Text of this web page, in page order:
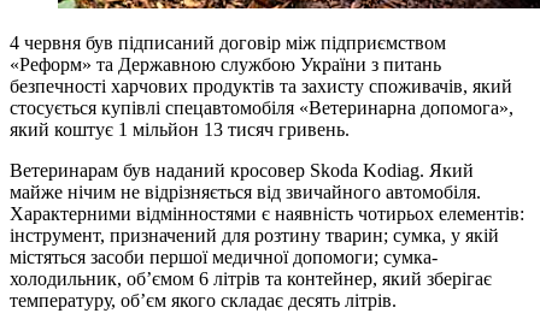
4 червня був підписаний договір між підприємством
«Реформ» та Державною службою України з питань
безпечності харчових продуктів та захисту споживачів, який
стосується купівлі спецавтомобіля «Ветеринарна допомога»,
який коштує 1 мільйон 13 тисяч гривень.
Ветеринарам був наданий кросовер Skoda Kodiag. Який
майже нічим не відрізняється від звичайного автомобіля.
Характерними відмінностями є наявність чотирьох елементів:
інструмент, призначений для розтину тварин; сумка, у якій
містяться засоби першої медичної допомоги; сумка-
холодильник, об’ємом 6 літрів та контейнер, який зберігає
температуру, об’єм якого складає десять літрів.